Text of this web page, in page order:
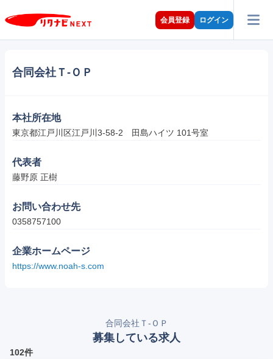
会員登録 ログイン
合同会社Ｔ‐ＯＰ
本社所在地
東京都江戸川区江戸川3-58-2　田島ハイツ 101号室
代表者
藤野原 正樹
お問い合わせ先
0358757100
企業ホームページ
https://www.noah-s.com
合同会社Ｔ‐ＯＰ
募集している求人
102件